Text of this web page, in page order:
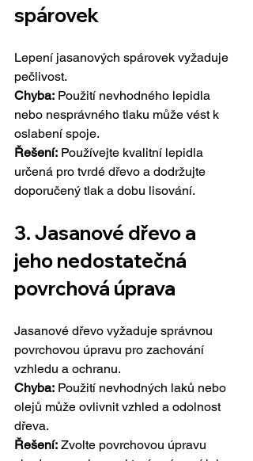
spárovek
Lepení jasanových spárovek vyžaduje
pečlivost.
Chyba: Použití nevhodného lepidla
nebo nesprávného tlaku může vést k
oslabení spoje.
Řešení: Používejte kvalitní lepidla
určená pro tvrdé dřevo a dodržujte
doporučený tlak a dobu lisování.
3. Jasanové dřevo a
jeho nedostatečná
povrchová úprava
Jasanové dřevo vyžaduje správnou
povrchovou úpravu pro zachování
vzhledu a ochranu.
Chyba: Použití nevhodných laků nebo
olejů může ovlivnit vzhled a odolnost
dřeva.
Řešení: Zvolte povrchovou úpravu